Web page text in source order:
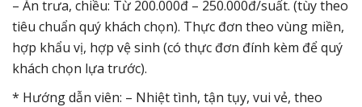
– Ăn trưa, chiều: Từ 200.000đ – 250.000đ/suất. (tùy theo
tiêu chuẩn quý khách chọn). Thực đơn theo vùng miền,
hợp khẩu vị, hợp vệ sinh (có thực đơn đính kèm để quý
khách chọn lựa trước).
* Hướng dẫn viên: – Nhiệt tình, tận tụy, vui vẻ, theo